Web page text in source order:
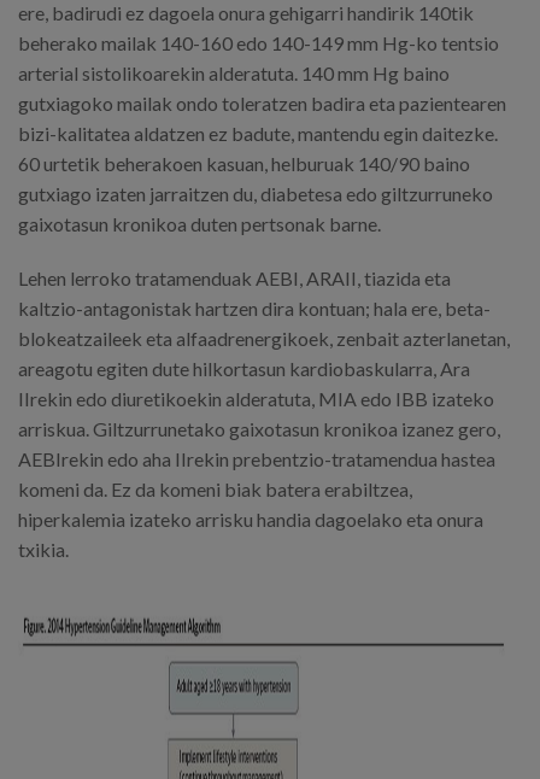
ere, badirudi ez dagoela onura gehigarri handirik 140tik
beherako mailak 140-160 edo 140-149 mm Hg-ko tentsio
arterial sistolikoarekin alderatuta. 140 mm Hg baino
gutxiagoko mailak ondo toleratzen badira eta pazientearen
bizi-kalitatea aldatzen ez badute, mantendu egin daitezke.
60 urtetik beherakoen kasuan, helburuak 140/90 baino
gutxiago izaten jarraitzen du, diabetesa edo giltzurruneko
gaixotasun kronikoa duten pertsonak barne.
Lehen lerroko tratamenduak AEBI, ARAII, tiazida eta
kaltzio-antagonistak hartzen dira kontuan; hala ere, beta-
blokeatzaileek eta alfaadrenergikoek, zenbait azterlanetan,
areagotu egiten dute hilkortasun kardiobaskularra, Ara
IIrekin edo diuretikoekin alderatuta, MIA edo IBB izateko
arriskua. Giltzurrunetako gaixotasun kronikoa izanez gero,
AEBIrekin edo aha IIrekin prebentzio-tratamendua hastea
komeni da. Ez da komeni biak batera erabiltzea,
hiperkalemia izateko arrisku handia dagoelako eta onura
txikia.